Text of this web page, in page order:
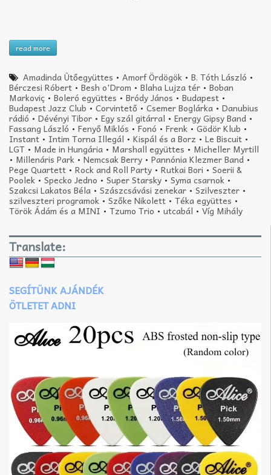
read more
Amadinda Ütőegyüttes •Amorf Ördögök •B. Tóth László •
Bérczesi Róbert • Besh o'Drom • Blaha Lujza tér • Boban
Markoviç • Boleró együttes • Bródy János• Budapest •
Budapest Jazz Club•Corvintető •Csemer Boglárka • Danubius
rádió• Dévényi Tibor • Egy szál gitárral • Energy Gipsy Band •
Fassang László • Fenyő Miklós •Fonó • Frenk •Gödör Klub •
Instant• Intim Torna Illegál • Kispál és a Borz • Le Biscuit •
LGT • Made in Hungária • Marshall együttes • Micheller Myrtill
• Millenáris Park • Nemcsak Berry • Pannónia Klezmer Band •
Pege Quartett • Rock and Roll Party • Rutkai Bori • Soerii &
Poolek • Specko Jedno • Super Starsky • Syma csarnok •
Szakcsi Lakatos Béla • Szászcsávási zenekar • Szilveszter •
szilveszteri programok • Szőke Nikolett • Téka együttes •
Török Ádám és a MINI • Tzumo Trio • utcabál • Víg Mihály
Translate:
SEGÍTÜNK AJÁNDÉK
ÖTLETET ADNI